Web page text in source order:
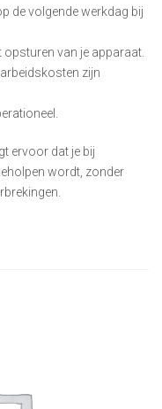
de volgende werkdag bij
opsturen van je apparaat.
zijn
ervoor dat je bij
wordt, zonder